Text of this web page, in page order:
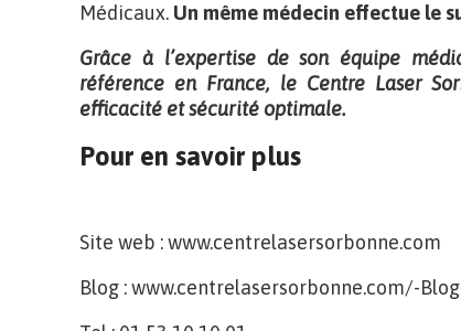
Médicaux. Un même médecin effectue le
Grâce à l’expertise de son équipe
référence en France, le Centre Laser
efficacité et sécurité optimale.
Pour en savoir plus
Site web : www.centrelasersorbonne.com
Blog : www.centrelasersorbonne.com/-